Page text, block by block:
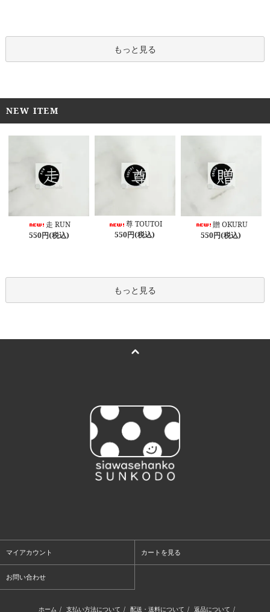
もっと見る
NEW ITEM
走 RUN
550円(税込)
尊 TOUTOI
550円(税込)
贈 OKURU
550円(税込)
もっと見る
マイアカウント カートを見る
お問い合わせ
ホーム / 支払い方法について / 配送・送料について / 返品について /